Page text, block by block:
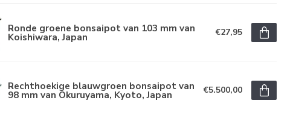
Ronde groene bonsaipot van 103 mm van
Koishiwara, Japan €27,95
Rechthoekige blauwgroen bonsaipot van
98 mm van Okuruyama, Kyoto, Japan €5.500,00